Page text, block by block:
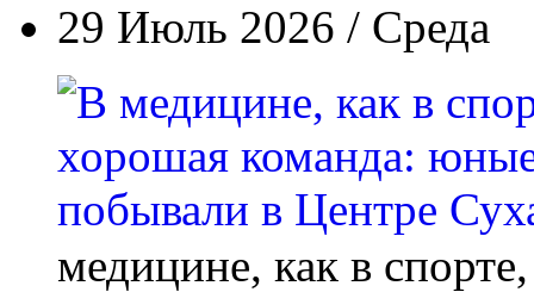
29 Июль 2026 / Среда
медицине, как в